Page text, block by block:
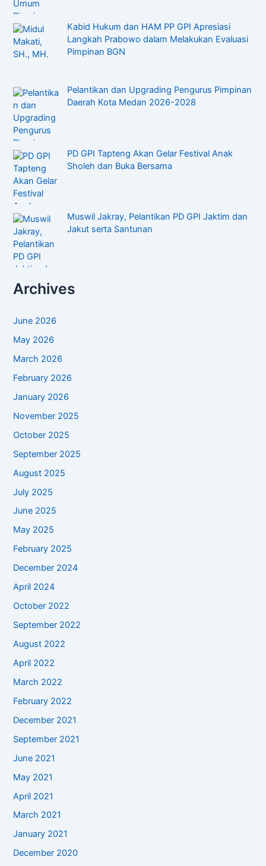
Kabid Hukum dan HAM PP GPI Apresiasi
Langkah Prabowo dalam Melakukan Evaluasi
Pimpinan BGN
Pelantikan dan Upgrading Pengurus Pimpinan
Daerah Kota Medan 2026-2028
PD GPI Tapteng Akan Gelar Festival Anak
Sholeh dan Buka Bersama
Muswil Jakray, Pelantikan PD GPI Jaktim dan
Jakut serta Santunan
Archives
June 2026
May 2026
March 2026
February 2026
January 2026
November 2025
October 2025
September 2025
August 2025
July 2025
June 2025
May 2025
February 2025
December 2024
April 2024
October 2022
September 2022
August 2022
April 2022
March 2022
February 2022
December 2021
September 2021
June 2021
May 2021
April 2021
March 2021
January 2021
December 2020